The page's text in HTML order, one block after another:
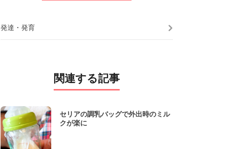
発達・発育
関連する記事
セリアの調乳バッグで外出時のミル
クが楽に